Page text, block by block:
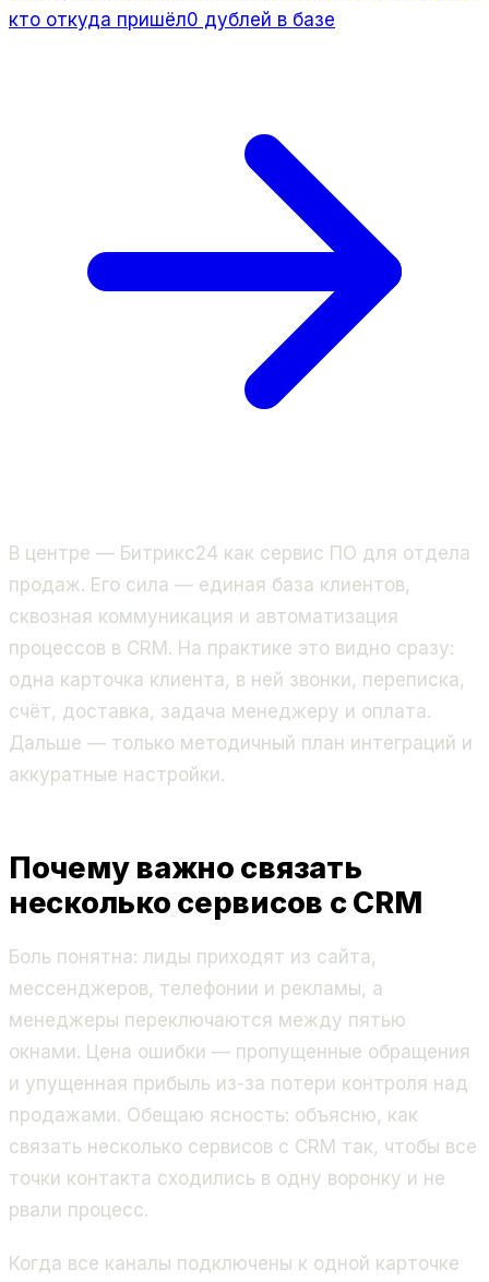
кто откуда пришёл0 дублей в базе
В центре — Битрикс24 как сервис ПО для отдела
продаж. Его сила — единая база клиентов,
сквозная коммуникация и автоматизация
процессов в CRM. На практике это видно сразу:
одна карточка клиента, в ней звонки, переписка,
счёт, доставка, задача менеджеру и оплата.
Дальше — только методичный план интеграций и
аккуратные настройки.
Почему важно связать
несколько сервисов с CRM
Боль понятна: лиды приходят из сайта,
мессенджеров, телефонии и рекламы, а
менеджеры переключаются между пятью
окнами. Цена ошибки — пропущенные обращения
и упущенная прибыль из-за потери контроля над
продажами. Обещаю ясность: объясню, как
связать несколько сервисов с CRM так, чтобы все
точки контакта сходились в одну воронку и не
рвали процесс.
Когда все каналы подключены к одной карточке